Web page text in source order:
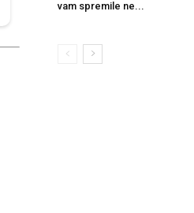
vam spremile ne...